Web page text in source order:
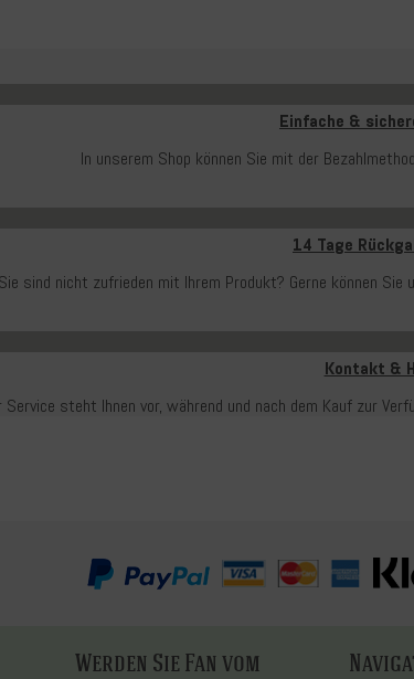
Einfache &
In unserem Shop können Sie mit der
14 Tage
Sie sind nicht zufrieden mit Ihrem Produkt? Gerne können
Kontakt &
Service steht Ihnen vor, während und nach dem Kauf zur
Werden Sie Fan vom